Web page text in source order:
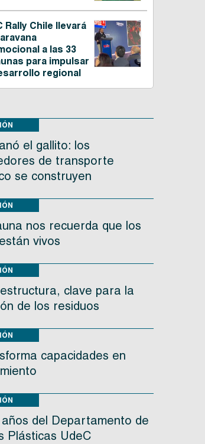
Rally Chile llevará
a las 33
para impulsar
regional
el gallito: los
de transporte
se construyen
nos recuerda que los
vivos
clave para la
de los residuos
capacidades en
del Departamento de
Plásticas UdeC